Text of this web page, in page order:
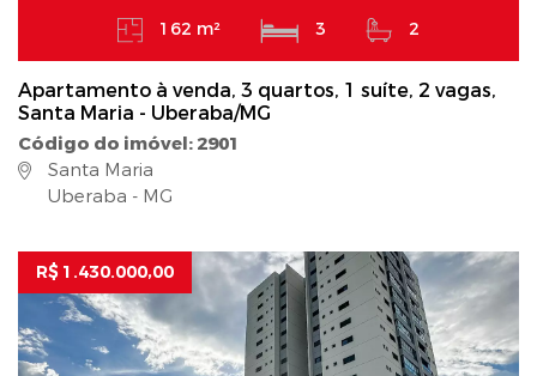
162 m² 3 2
Apartamento à venda, 3 quartos, 1 suíte, 2 vagas,
Santa Maria - Uberaba/MG
Código do imóvel: 2901
Santa Maria
Uberaba - MG
R$ 1.430.000,00